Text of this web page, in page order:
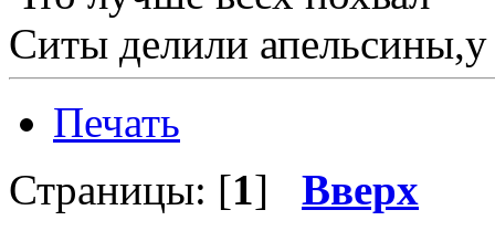
Ситы делили
Печать
Страницы: [1] Вверх